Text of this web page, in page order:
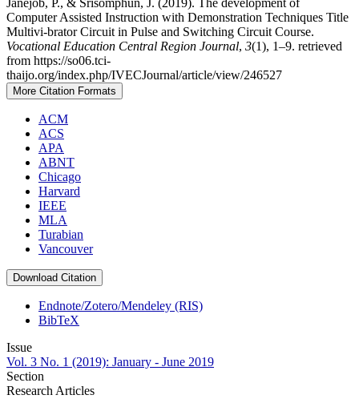
Janejob, P., & Srisomphun, J. (2019). The development of
Computer Assisted Instruction with Demonstration Techniques Title
Multivi-brator Circuit in Pulse and Switching Circuit Course.
Vocational Education Central Region Journal, 3(1), 1–9. retrieved
from https://so06.tci-
thaijo.org/index.php/IVECJournal/article/view/246527
More Citation Formats
ACM
ACS
APA
ABNT
Chicago
Harvard
IEEE
MLA
Turabian
Vancouver
Download Citation
Endnote/Zotero/Mendeley (RIS)
BibTeX
Issue
Vol. 3 No. 1 (2019): January - June 2019
Section
Research Articles